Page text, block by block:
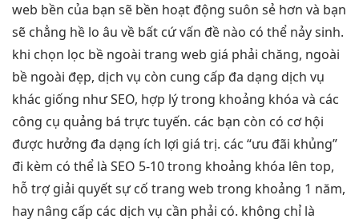
web bền của bạn sẽ bền hoạt động suôn sẻ hơn và bạn
sẽ chẳng hề lo âu về bất cứ vấn đề nào có thể nảy sinh.
khi chọn lọc bề ngoài trang web giá phải chăng, ngoài
bề ngoài đẹp, dịch vụ còn cung cấp đa dạng dịch vụ
khác giống như SEO, hợp lý trong khoảng khóa và các
công cụ quảng bá trực tuyến. các bạn còn có cơ hội
được hưởng đa dạng ích lợi giá trị. các “ưu đãi khủng”
đi kèm có thể là SEO 5-10 trong khoảng khóa lên top,
hỗ trợ giải quyết sự cố trang web trong khoảng 1 năm,
hay nâng cấp các dịch vụ cần phải có. không chỉ là